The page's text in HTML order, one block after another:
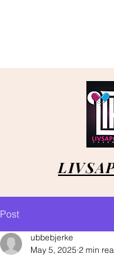
Post
ubbebjerke
May 5, 2025 2 min